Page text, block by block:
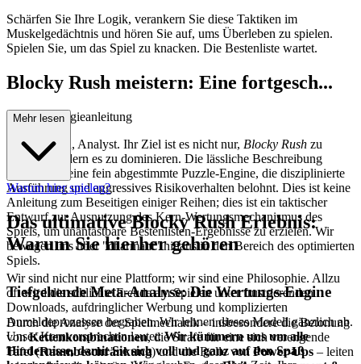
Schärfen Sie Ihre Logik, verankern Sie diese Taktiken im
Muskelgedächtnis und hören Sie auf, ums Überleben zu spielen.
Spielen Sie, um das Spiel zu knacken. Die Bestenliste wartet.
Blocky Rush meistern: Eine fortgesch...
rittene Strategieanleitung
Willkommen, Analyst. Ihr Ziel ist es nicht nur, Blocky Rush zu
spielen, sondern es zu dominieren. Die lässliche Beschreibung
verschleiert eine fein abgestimmte Puzzle-Engine, die disziplinierte
Ausführung und aggressives Risikoverhalten belohnt. Dies ist keine
Anleitung zum Beseitigen einiger Reihen; dies ist ein taktischer
Entwurf zur Ausnutzung des Kern-Wertungsmechanismus des
Spiels, um unantastbare Bestenlisten-Ergebnisse zu erzielen. Wir
bewegen uns über "charmant" hinaus in den Bereich des optimierten
Spiels.
Tiefgehende Meta-Analyse: Die Wertungs-Engine
Durch die Analyse der Spielmechanik – insbesondere die Betonung
vonKettenkombinationen, die Strafe für eine sich verengende
Tafel (Raumbeschränkung) und die Rolle vonPower-Ups – leiten
Mehr lesen
Warum hier spielen?
Das ultimative Blocky Rush Erlebnis:
Warum Sie hierher gehören
Wir sind nicht nur eine Plattform; wir sind eine Philosophie. Allzu
oft wird die schlichte Freude am Spielen unter frustrierenden
Downloads, aufdringlicher Werbung und komplizierten
Anmeldeprozessen begraben. Wir lehnen dieses Modell gänzlich ab.
Unser Kernversprechen lautet:Wir kümmern uns um alle
Hindernisse, damit Sie sich voll und ganz auf den Spaß